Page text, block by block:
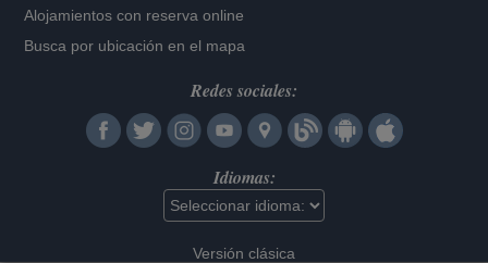
Alojamientos con reserva online
Busca por ubicación en el mapa
Redes sociales:
Idiomas:
Versión clásica